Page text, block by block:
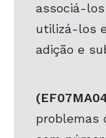
associá-
utilizá-los
adição e
problemas